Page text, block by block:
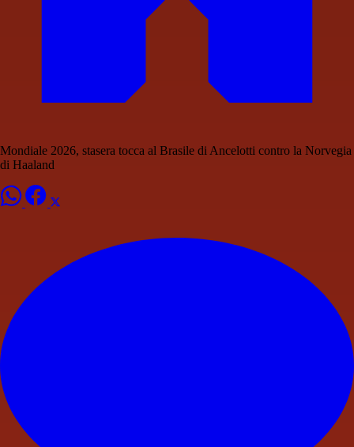
Mondiale 2026, stasera tocca al Brasile di Ancelotti contro la Norvegia
di Haaland